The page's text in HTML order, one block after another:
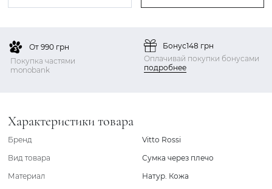
От 990 грн
Покупка частями
monobank
Бонус148 грн
Оплачивай покупки бонусами
подробнее
Характеристики товара
Бренд
Vitto Rossi
Вид товара
Сумка через плечо
Материал
Натур. Кожа